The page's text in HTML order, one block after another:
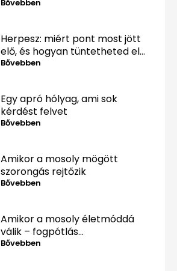
Bővebben
Herpesz: miért pont most jött
elő, és hogyan tüntetheted el
minél gyorsabban?
Bővebben
Egy apró hólyag, ami sok
kérdést felvet
Bővebben
Amikor a mosoly mögött
szorongás rejtőzik
Bővebben
Amikor a mosoly életmóddá
válik – fogpótlás
közérthetően, tabuk nélkül
Bővebben